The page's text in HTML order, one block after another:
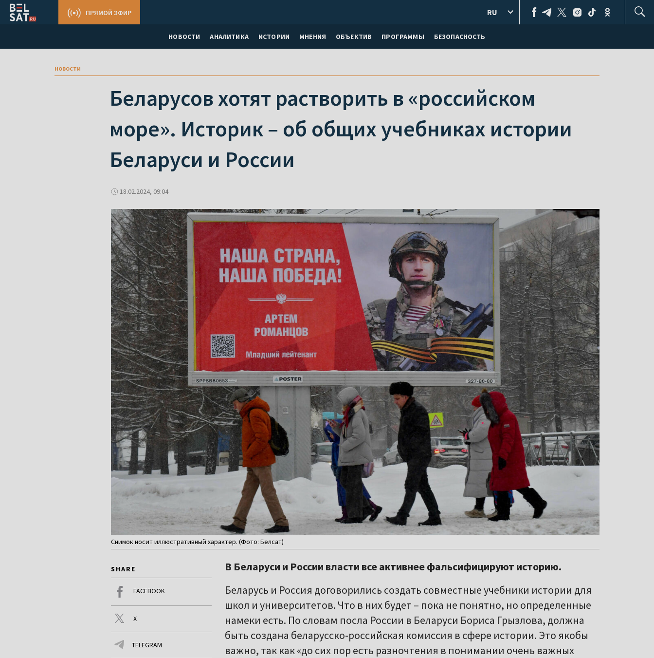
НОВОСТИ АНАЛИТИКА ИСТОРИИ МНЕНИЯ ОБЪЕКТИВ ПРОГРАММЫ БЕЗОПАСНОСТЬ
ПРЯМОЙ ЭФИР RU
новости
Беларусов хотят растворить в «российском
море». Историк – об общих учебниках истории
Беларуси и России
18.02.2024, 09:04
Снимок носит иллюстративный характер. (Фото: Белсат)
SHARE
FACEBOOK
X
TELEGRAM
В Беларуси и России власти все активнее фальсифицируют историю.
Беларусь и Россия договорились создать совместные учебники истории для
школ и университетов. Что в них будет – пока не понятно, но определенные
намеки есть. По словам посла России в Беларуси Бориса Грызлова, должна
быть создана беларусско-российская комиссия в сфере истории. Это якобы
важно, так как «до сих пор есть разночтения в понимании очень важных